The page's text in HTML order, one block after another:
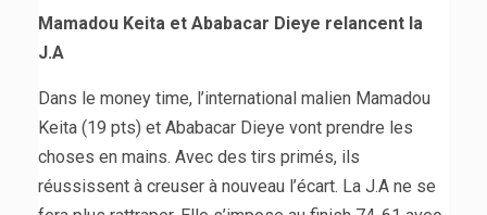
Mamadou Keita et Ababacar Dieye relancent la
J.A
Dans le money time, l’international malien Mamadou
Keita (19 pts) et Ababacar Dieye vont prendre les
choses en mains. Avec des tirs primés, ils
réussissent à creuser à nouveau l’écart. La J.A ne se